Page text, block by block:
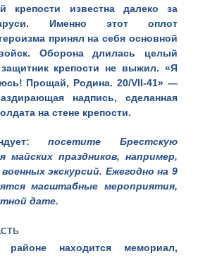
крепости известна далеко за
Именно этот оплот
принял на себя основной
Оборона длилась целый
крепости не выжил. «Я
Прощай, Родина. 20/VII-41» —
надпись, сделанная
на стене крепости.
:посетите Брестскую
майских праздников, например,
военных экскурсий. Ежегодно на 9
масштабные мероприятия,
дате.
находится мемориал,